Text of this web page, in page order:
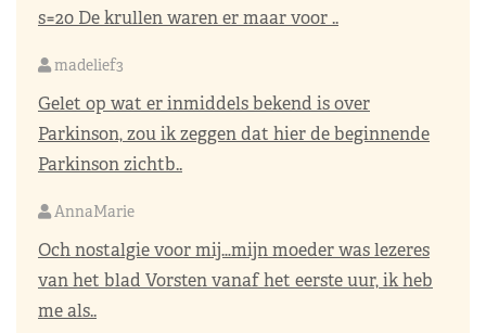
s=20 De krullen waren er maar voor ..
madelief3
Gelet op wat er inmiddels bekend is over
Parkinson, zou ik zeggen dat hier de beginnende
Parkinson zichtb..
AnnaMarie
Och nostalgie voor mij…mijn moeder was lezeres
van het blad Vorsten vanaf het eerste uur, ik heb
me als..